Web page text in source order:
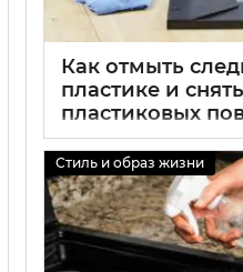
Как отмыть
пластике и
пластиковых
Стиль и образ жизни